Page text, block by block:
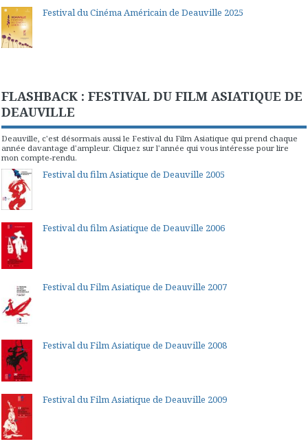
Festival du Cinéma Américain de Deauville 2025
FLASHBACK : FESTIVAL DU FILM ASIATIQUE DE
DEAUVILLE
Deauville, c'est désormais aussi le Festival du Film Asiatique qui prend chaque
année davantage d'ampleur. Cliquez sur l'année qui vous intéresse pour lire
mon compte-rendu.
Festival du film Asiatique de Deauville 2005
Festival du film Asiatique de Deauville 2006
Festival du Film Asiatique de Deauville 2007
Festival du Film Asiatique de Deauville 2008
Festival du Film Asiatique de Deauville 2009